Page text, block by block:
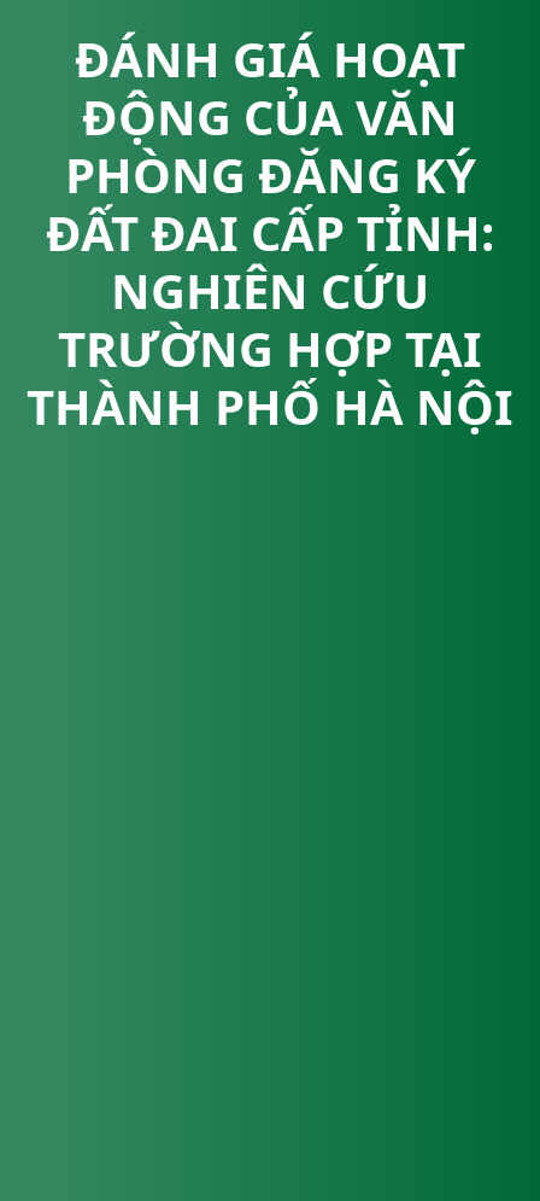
ĐÁNH GIÁ HOẠT
ĐỘNG CỦA VĂN
PHÒNG ĐĂNG KÝ
ĐẤT ĐAI CẤP TỈNH:
NGHIÊN CỨU
TRƯỜNG HỢP TẠI
THÀNH PHỐ HÀ NỘI